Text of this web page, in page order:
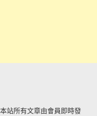
站所有文章由會員即時發